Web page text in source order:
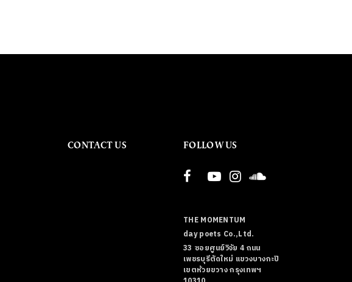
CONTACT US FOLLOW US
THE MOMENTUM
day poets Co.,Ltd.
33 ซอยศูนย์วิจัย 4 ถนน
เพชรบุรีตัดใหม่ แขวงบางกะปิ
เขตห้วยขวาง กรุงเทพฯ